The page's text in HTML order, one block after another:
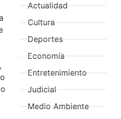
Actualidad
Cultura
Deportes
Economía
Entretenimiento
Judicial
Medio Ambiente